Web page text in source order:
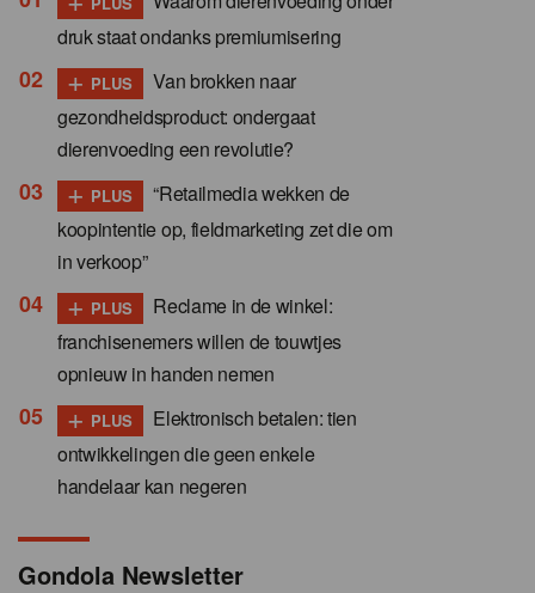
druk staat ondanks premiumisering
+ PLUS
Van brokken naar
gezondheidsproduct: ondergaat
dierenvoeding een revolutie?
+ PLUS
“Retailmedia wekken de
koopintentie op, fieldmarketing zet die om
in verkoop”
+ PLUS
Reclame in de winkel:
franchisenemers willen de touwtjes
opnieuw in handen nemen
+ PLUS
Elektronisch betalen: tien
ontwikkelingen die geen enkele
handelaar kan negeren
Gondola Newsletter